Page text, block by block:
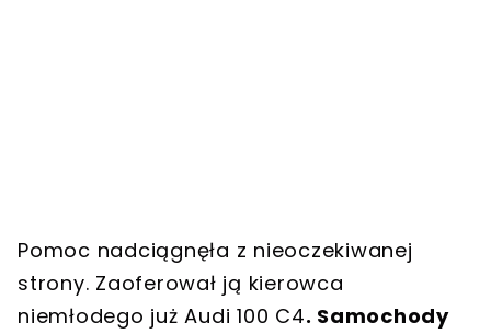
Pomoc nadciągnęła z nieoczekiwanej
strony. Zaoferował ją kierowca
niemłodego już Audi 100 C4. Samochody